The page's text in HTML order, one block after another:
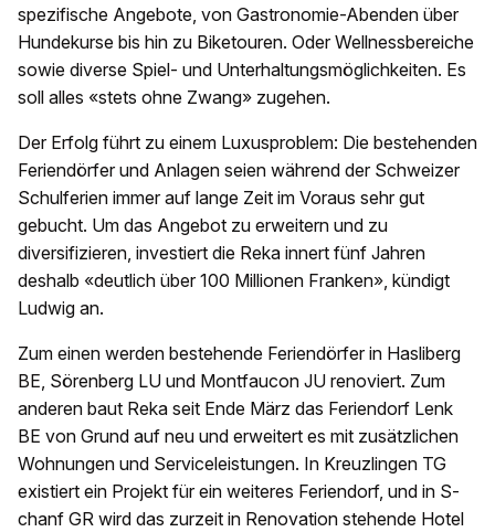
spezifische Angebote, von Gastronomie-Abenden über
Hundekurse bis hin zu Biketouren. Oder Wellnessbereiche
sowie diverse Spiel- und Unterhaltungsmöglichkeiten. Es
soll alles «stets ohne Zwang» zugehen.
Der Erfolg führt zu einem Luxusproblem: Die bestehenden
Feriendörfer und Anlagen seien während der Schweizer
Schulferien immer auf lange Zeit im Voraus sehr gut
gebucht. Um das Angebot zu erweitern und zu
diversifizieren, investiert die Reka innert fünf Jahren
deshalb «deutlich über 100 Millionen Franken», kündigt
Ludwig an.
Zum einen werden bestehende Feriendörfer in Hasliberg
BE, Sörenberg LU und Montfaucon JU renoviert. Zum
anderen baut Reka seit Ende März das Feriendorf Lenk
BE von Grund auf neu und erweitert es mit zusätzlichen
Wohnungen und Serviceleistungen. In Kreuzlingen TG
existiert ein Projekt für ein weiteres Feriendorf, und in S-
chanf GR wird das zurzeit in Renovation stehende Hotel